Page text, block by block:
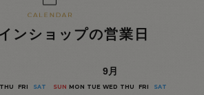
ンショップの営業日
THU FRI SAT
9月
SUN MON TUE WED THU FRI SAT